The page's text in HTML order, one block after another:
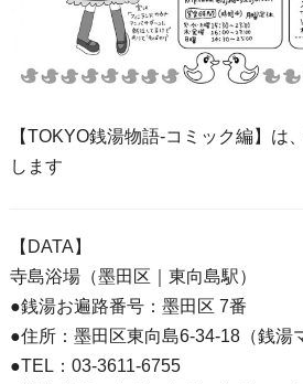
【TOKYO銭湯物語-コミック編】は
します
【DATA】
寺島浴場（墨田区｜東向島駅）
●銭湯お遍路番号：墨田区 7番
●住所：墨田区東向島6-34-18（銭湯
●TEL：03-3611-6755